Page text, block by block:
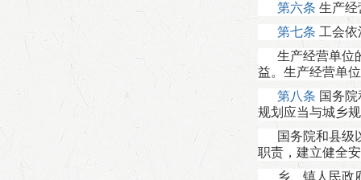
第六条 生产经
第七条 工会
生产经营单位
益。生产经营单
第八条 国务
规划应当与城乡
国务院和县级
职责，建立健全
乡、镇人民政